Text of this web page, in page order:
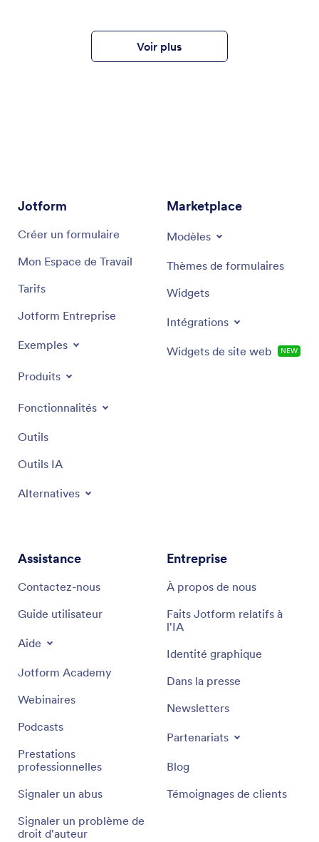
Voir plus
Jotform
Créer un formulaire
Mon Espace de Travail
Tarifs
Jotform Entreprise
Exemples
Produits
Fonctionnalités
Outils
Outils IA
Alternatives
Marketplace
Modèles
Thèmes de formulaires
Widgets
Intégrations
Widgets de site web NEW
Assistance
Contactez-nous
Guide utilisateur
Aide
Jotform Academy
Webinaires
Podcasts
Prestations
professionnelles
Signaler un abus
Signaler un problème de
droit d'auteur
Entreprise
À propos de nous
Faits Jotform relatifs à
l'IA
Identité graphique
Dans la presse
Newsletters
Partenariats
Blog
Témoignages de clients